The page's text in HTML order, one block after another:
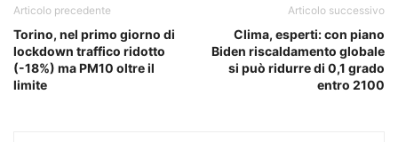
Articolo precedente
Torino, nel primo giorno di
lockdown traffico ridotto
(-18%) ma PM10 oltre il
limite
Articolo successivo
Clima, esperti: con piano
Biden riscaldamento globale
si può ridurre di 0,1 grado
entro 2100